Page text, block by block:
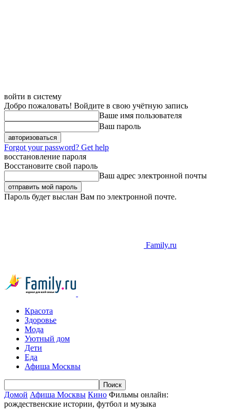
войти в систему
Добро пожаловать! Войдите в свою учётную запись
Ваше имя пользователя
Ваш пароль
Forgot your password? Get help
восстановление пароля
Восстановите свой пароль
Ваш адрес электронной почты
Пароль будет выслан Вам по электронной почте.
Family.ru
Красота
Здоровье
Мода
Уютный дом
Дети
Еда
Афиша Москвы
Домой Афиша Москвы Кино Фильмы онлайн:
рождественские истории, футбол и музыка